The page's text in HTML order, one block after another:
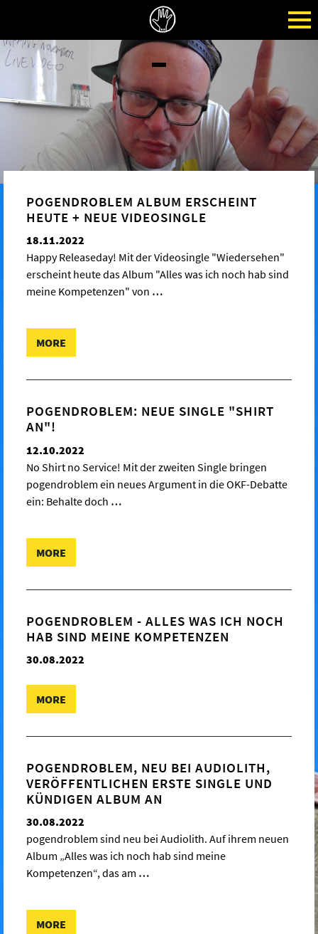
POGENDROBLEM ALBUM ERSCHEINT
HEUTE + NEUE VIDEOSINGLE
18.11.2022
Happy Releaseday! Mit der Videosingle "Wiedersehen"
erscheint heute das Album "Alles was ich noch hab sind
meine Kompetenzen" von …
MORE
POGENDROBLEM: NEUE SINGLE "SHIRT
AN"!
12.10.2022
No Shirt no Service! Mit der zweiten Single bringen
pogendroblem ein neues Argument in die OKF-Debatte
ein: Behalte doch …
MORE
POGENDROBLEM - ALLES WAS ICH NOCH
HAB SIND MEINE KOMPETENZEN
30.08.2022
MORE
POGENDROBLEM, NEU BEI AUDIOLITH,
VERÖFFENTLICHEN ERSTE SINGLE UND
KÜNDIGEN ALBUM AN
30.08.2022
pogendroblem sind neu bei Audiolith. Auf ihrem neuen
Album „Alles was ich noch hab sind meine
Kompetenzen“, das am …
MORE